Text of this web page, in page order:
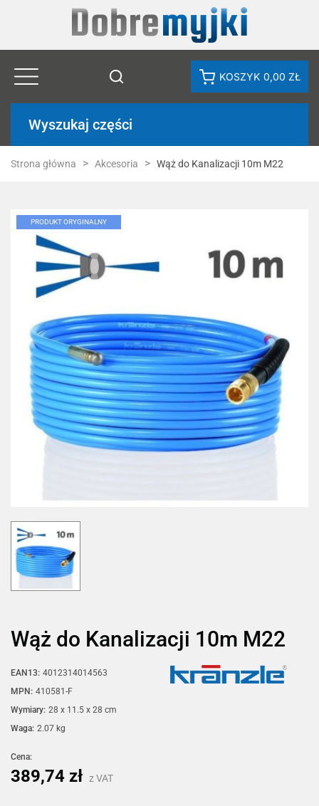
KOSZYK 0,00 ZŁ
Wyszukaj części
Strona główna Akcesoria Wąż do Kanalizacji 10m M22
PRODUKT ORYGINALNY
Wąż do Kanalizacji 10m M22
EAN13: 4012314014563
MPN: 410581-F
Wymiary: 28 x 11.5 x 28 cm
Waga: 2.07 kg
Cena:
389,74 zł z VAT